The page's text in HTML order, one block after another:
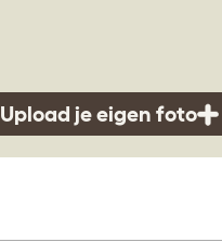
Upload je eigen foto